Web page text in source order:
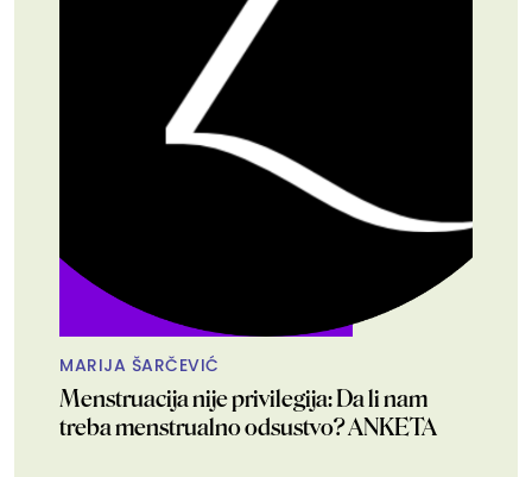
MARIJA ŠARČEVIĆ
Menstruacija nije privilegija: Da li nam
treba menstrualno odsustvo? ANKETA